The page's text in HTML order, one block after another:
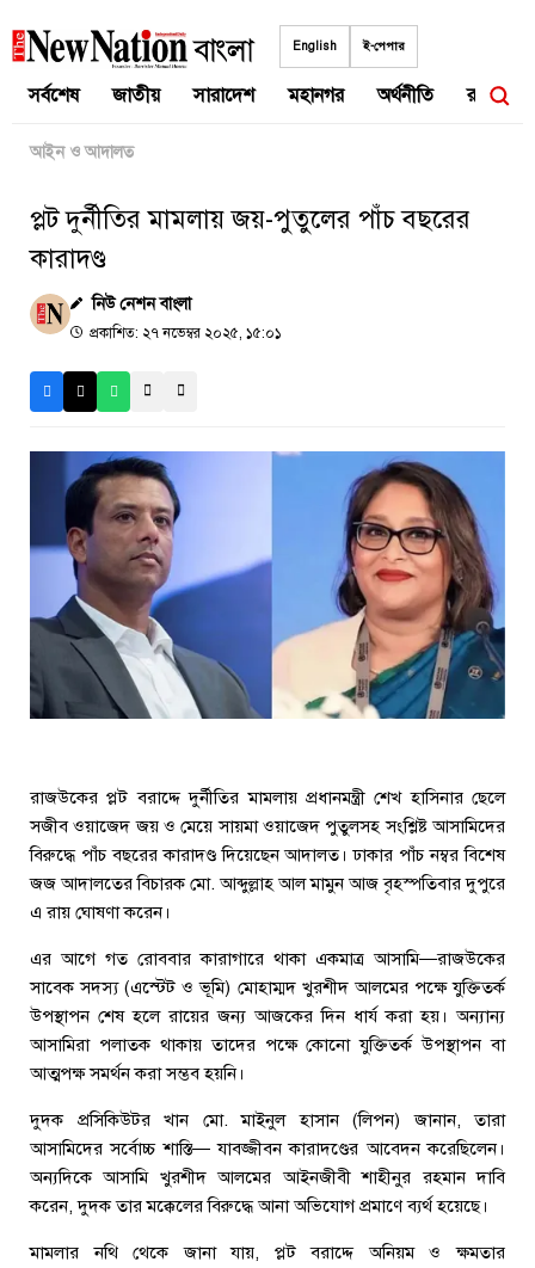
to
English ই-পেপার
সর্বশেষ জাতীয় সারাদেশ মহানগর অর্থনীতি রাজনীতি
আইন ও আদালত
প্লট দুর্নীতির মামলায় জয়-পুতুলের পাঁচ বছরের
কারাদণ্ড
নিউ নেশন বাংলা
প্রকাশিত: ২৭ নভেম্বর ২০২৫, ১৫:০১
রাজউকের প্লট বরাদ্দে দুর্নীতির মামলায় প্রধানমন্ত্রী শেখ হাসিনার ছেলে
সজীব ওয়াজেদ জয় ও মেয়ে সায়মা ওয়াজেদ পুতুলসহ সংশ্লিষ্ট আসামিদের
বিরুদ্ধে পাঁচ বছরের কারাদণ্ড দিয়েছেন আদালত। ঢাকার পাঁচ নম্বর বিশেষ
জজ আদালতের বিচারক মো. আব্দুল্লাহ আল মামুন আজ বৃহস্পতিবার দুপুরে
এ রায় ঘোষণা করেন।
এর আগে গত রোববার কারাগারে থাকা একমাত্র আসামি—রাজউকের
সাবেক সদস্য (এস্টেট ও ভূমি) মোহাম্মদ খুরশীদ আলমের পক্ষে যুক্তিতর্ক
উপস্থাপন শেষ হলে রায়ের জন্য আজকের দিন ধার্য করা হয়। অন্যান্য
আসামিরা পলাতক থাকায় তাদের পক্ষে কোনো যুক্তিতর্ক উপস্থাপন বা
আত্মপক্ষ সমর্থন করা সম্ভব হয়নি।
দুদক প্রসিকিউটর খান মো. মাইনুল হাসান (লিপন) জানান, তারা
আসামিদের সর্বোচ্চ শাস্তি— যাবজ্জীবন কারাদণ্ডের আবেদন করেছিলেন।
অন্যদিকে আসামি খুরশীদ আলমের আইনজীবী শাহীনুর রহমান দাবি
করেন, দুদক তার মক্কেলের বিরুদ্ধে আনা অভিযোগ প্রমাণে ব্যর্থ হয়েছে।
মামলার নথি থেকে জানা যায়, প্লট বরাদ্দে অনিয়ম ও ক্ষমতার